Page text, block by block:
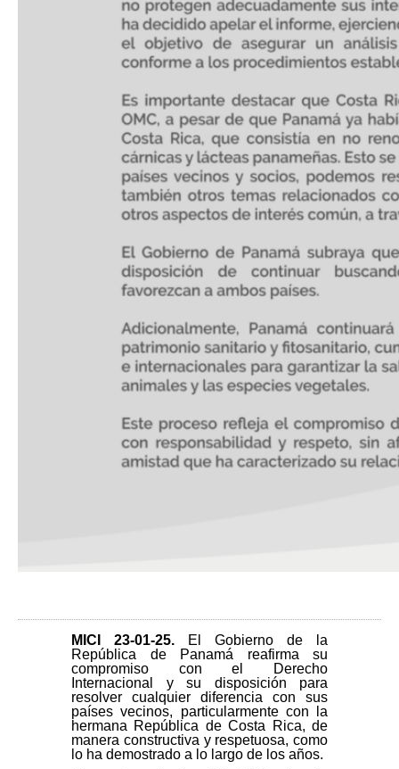
MICI 23-01-25.
El Gobierno de la
República de Panamá reafirma su
compromiso con el Derecho
Internacional y su disposición para
resolver cualquier diferencia con sus
países vecinos, particularmente con la
hermana República de Costa Rica, de
manera constructiva y respetuosa, como
lo ha demostrado a lo largo de los años.